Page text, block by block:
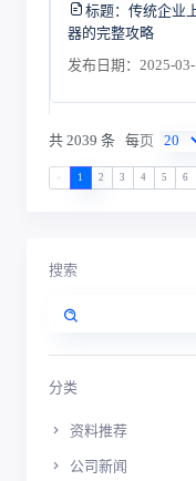
标题： 传统企业
器的完整攻略
发布日期：2025-
共 2039 条 每页
1 2 3 4 5 6
搜索
分类
资料推荐
公司新闻